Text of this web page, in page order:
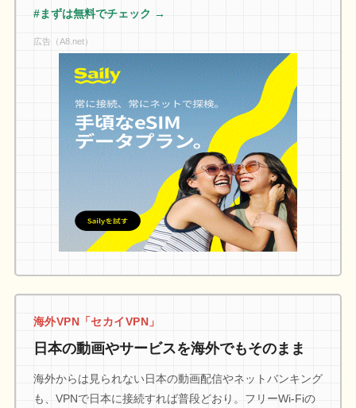
#まずは無料でチェック →
広告（A8.net）
海外VPN「セカイVPN」
日本の動画やサービスを海外でもそのまま
海外からは見られない日本の動画配信やネットバンキング
も、VPNで日本に接続すれば普段どおり。フリーWi-Fiの